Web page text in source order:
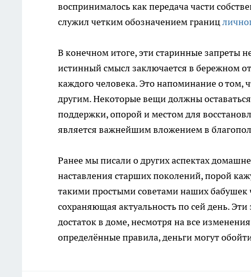
воспринималось как передача части
служил четким обозначением границ
В конечном итоге, эти старинные запреты
истинный смысл заключается в бережном
каждого человека. Это напоминание о том,
другим. Некоторые вещи должны
поддержки, опорой и местом для
является важнейшим вложением в
Ранее мы писали о других аспектах
наставления старших поколений, порой
такими простыми советами наших бабушек
сохраняющая актуальность по сей день.
достаток в доме, несмотря на все
определённые правила, деньги могут